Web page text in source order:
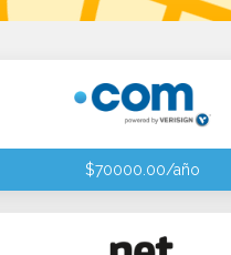
$70000.00/año